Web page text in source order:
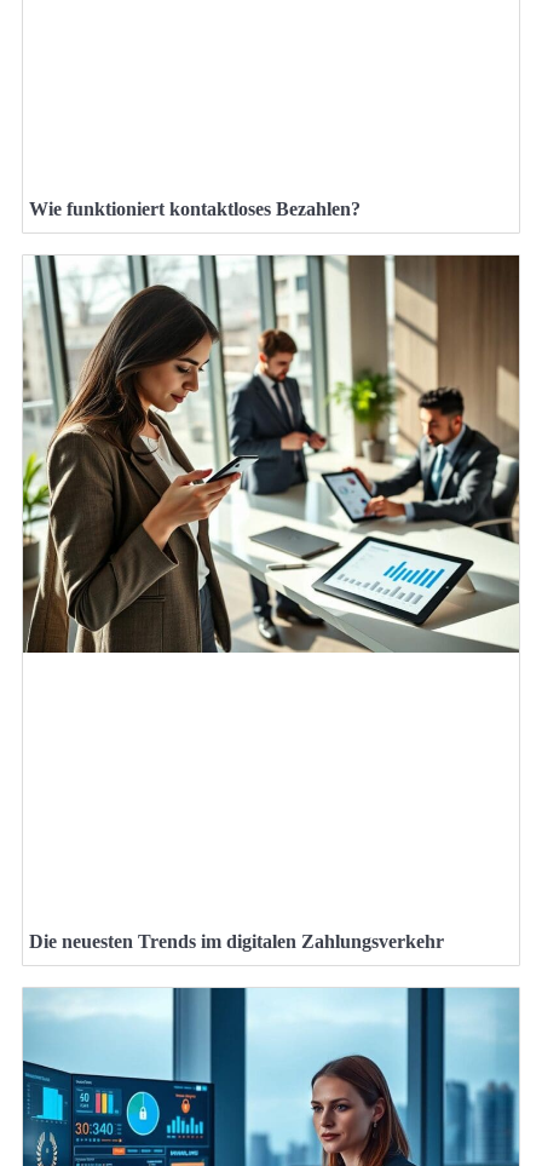
Wie funktioniert kontaktloses Bezahlen?
Die neuesten Trends im digitalen Zahlungsverkehr